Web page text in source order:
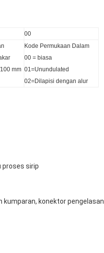
00
mm
Kode Permukaan Dalam
00 = biasa
01=Unundulated
02=Dilapisi dengan alur
proses sirip
kumparan, konektor pengelasan